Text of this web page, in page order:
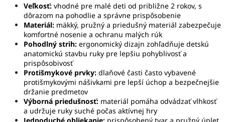
Veľkosť: vhodné pre malé deti od približne 2 rokov, s
dôrazom na pohodlie a správne prispôsobenie
Materiál: mäkký, pružný a priedušný materiál zabezpečuje
komfortné nosenie a ochranu malých rúk
Pohodlný strih: ergonomický dizajn zohľadňuje detskú
anatomickú stavbu ruky pre lepšiu pohyblivosť a
prispôsobivosť
Protišmykové prvky: dlaňové časti často vybavené
protišmykovými nášivkami pre lepší úchop a bezpečnejšie
držanie predmetov
Výborná priedušnosť: materiál pomáha odvádzať vlhkosť
a udržuje ruky suché počas aktívnej hry